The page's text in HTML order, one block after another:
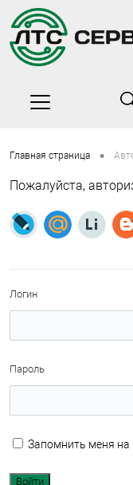
Главная страница •
Пожалуйста,
Логин
Пароль
Запомнить меня на